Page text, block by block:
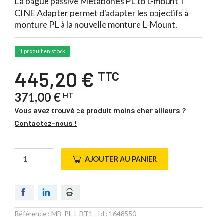
CINE Adapter permet d'adapter les objectifs à
monture PL à la nouvelle monture L-Mount.
1 produit en stock
445,20 € TTC
371,00 € HT
Vous avez trouvé ce produit moins cher ailleurs ?
Contactez-nous !
AJOUTER AU PANIER
Référence : MB_PL-L-BT1 - Id : 1648550